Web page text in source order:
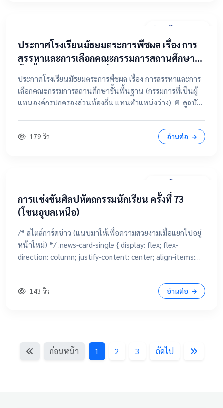
31 มีนาคม 2569
ประกาศโรงเรียนมัธยมตระการพืชผล เรื่อง การ
สรรหาและการเลือกคณะกรรมการสถานศึกษา
ขั้นพื้นฐาน (กรรมการที่เป็นผู้แทนองค์กร
ปกครองส่วนท้องถิ่น แทนตำแหน่งว่าง)
ประกาศโรงเรียนมัธยมตระการพืชผล เรื่อง การสรรหาและการ
เลือกคณะกรรมการสถานศึกษาขั้นพื้นฐาน (กรรมการที่เป็นผู้
แทนองค์กรปกครองส่วนท้องถิ่น แทนตำแหน่งว่าง) 📄 ดูฉบับ
179 วิว อ่านต่อ
28 มีนาคม 2569
การแข่งขันศิลปหัตถกรรมนักเรียน ครั้งที่ 73
(โซนอุบลเหนือ)
/* สไตล์การ์ดข่าว (แนบมาให้เพื่อความสวยงามเมื่อแยกไปอยู่
หน้าใหม่) */ .news-card-single { display: flex; flex-
direction: column; justify-content: center; align-items:
!important; transition: all 0.3s ease; text-align: center;
#003366 0%, #004080 100%); border-bottom: 5px solid
143 วิว อ่านต่อ
ก่อนหน้า 1 2 3 ถัดไป